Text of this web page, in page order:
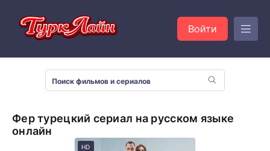
Войти
Фер турецкий сериал на русском языке
онлайн
HD